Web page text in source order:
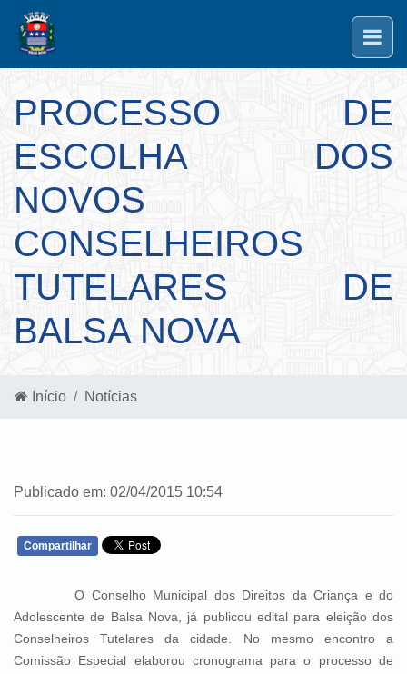
PROCESSO DE
ESCOLHA DOS
NOVOS
CONSELHEIROS
TUTELARES DE
BALSA NOVA
Início Notícias
Publicado em: 02/04/2015 10:54
Compartilhar
O Conselho Municipal dos Direitos da Criança e do
Adolescente de Balsa Nova, já publicou edital para eleição dos
Conselheiros Tutelares da cidade. No mesmo encontro a
Comissão Especial elaborou cronograma para o processo de